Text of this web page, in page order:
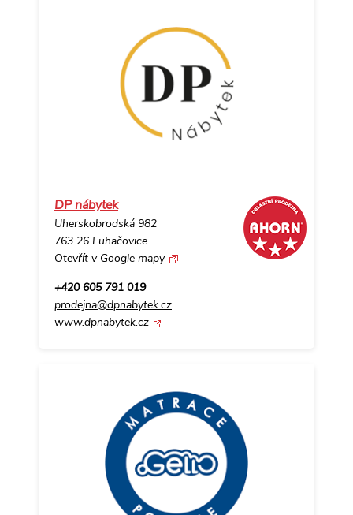
DP nábytek
Uherskobrodská 982
763 26 Luhačovice
Otevřít v Google mapy
+420 605 791 019
prodejna@dpnabytek.cz
www.dpnabytek.cz